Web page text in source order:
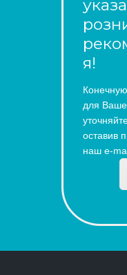
я!
для
оставив
наш e-